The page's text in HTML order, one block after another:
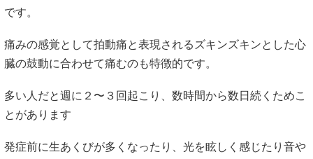
です。
痛みの感覚として拍動痛と表現されるズキンズキンとした心
臓の鼓動に合わせて痛むのも特徴的です。
多い人だと週に２〜３回起こり、数時間から数日続くためこ
とがあります
発症前に生あくびが多くなったり、光を眩しく感じたり音や